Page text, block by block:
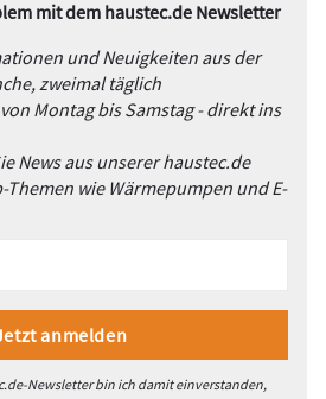
mit dem haustec.de Newsletter
und Neuigkeiten aus der
zweimal täglich
Montag bis Samstag - direkt ins
News aus unserer haustec.de
Themen wie Wärmepumpen und E-
Newsletter bin ich damit einverstanden,